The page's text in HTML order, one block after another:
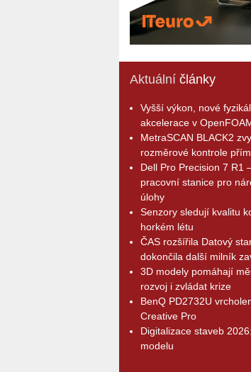
Aktuální články
Vyšší výkon, nové
akcelerace v
MetraSCAN BLACK2
rozměrové kontrole
Dell Pro Precision 7 R1
pracovní stanice pro
úlohy
Senzory sledují kvalitu
horkém létu
ČAS rozšířila Datový
dokončila další milník
3D modely pomáhají
rozvoj i zvládat krize
BenQ PD2732U
Creative Pro
Digitalizace staveb
modelu